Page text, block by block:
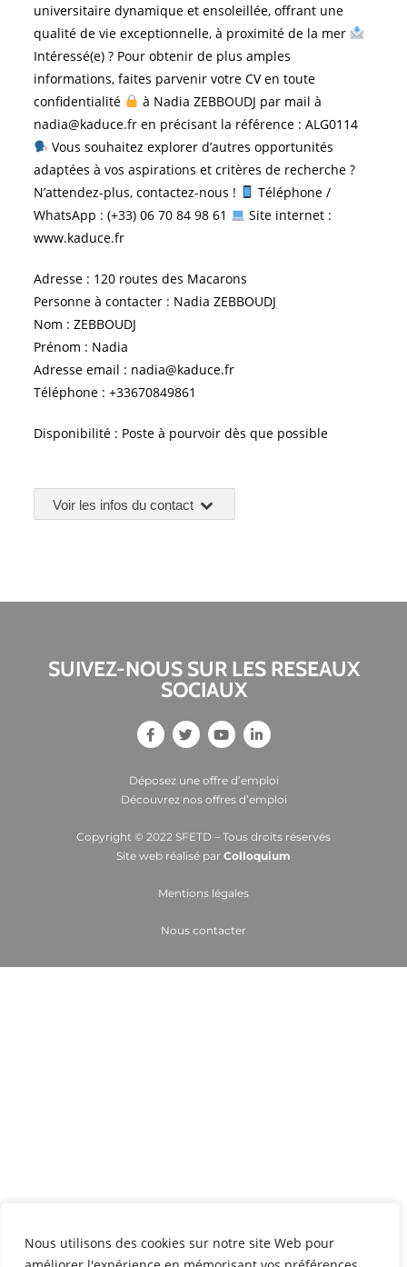
Nous utilisons des cookies sur notre site Web pour
universitaire dynamique et ensoleillée, offrant une
qualité de vie exceptionnelle, à proximité de la mer
Intéressé(e) ? Pour obtenir de plus amples
informations, faites parvenir votre CV en toute
confidentialité
à Nadia ZEBBOUDJ par mail à
nadia@kaduce.fr en précisant la référence : ALG0114
Vous souhaitez explorer d’autres opportunités
adaptées à vos aspirations et critères de recherche ?
N’attendez-plus, contactez-nous !
Téléphone /
WhatsApp : (+33) 06 70 84 98 61
Site internet :
www.kaduce.fr
Adresse : 120 routes des Macarons
Personne à contacter : Nadia ZEBBOUDJ
Nom : ZEBBOUDJ
Prénom : Nadia
Adresse email : nadia@kaduce.fr
Téléphone : +33670849861
Disponibilité : Poste à pourvoir dès que possible
Voir les infos du contact
SUIVEZ-NOUS SUR LES RESEAUX
SOCIAUX
Déposez une offre d’emploi
Découvrez nos offres d’emploi
Copyright © 2022 SFETD – Tous droits réservés
Site web réalisé par Colloquium
Mentions légales
Nous contacter